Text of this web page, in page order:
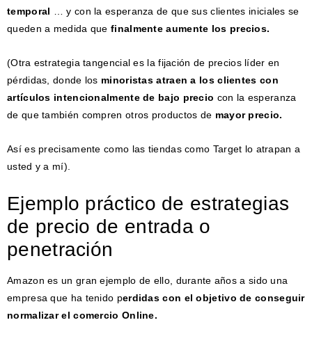
temporal
… y con la esperanza de que sus clientes iniciales se
queden a medida quefinalmente aumente los precios.
(Otra estrategia tangencial es la fijación de precios líder en
pérdidas, donde los minoristas atraen a los clientes con
artículos intencionalmente de bajo precio con la esperanza
de que también compren otros productos de mayor precio.
Así es precisamente como las tiendas como Target lo atrapan a
usted y a mí).
Ejemplo práctico de estrategias
de precio de entrada o
penetración
Amazon es un gran ejemplo de ello, durante años a sido una
empresa que ha tenido perdidas con el objetivo de conseguir
normalizar el comercio Online.